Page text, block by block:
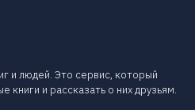
и людей. Это сервис, который
книги и рассказать о них друзьям.